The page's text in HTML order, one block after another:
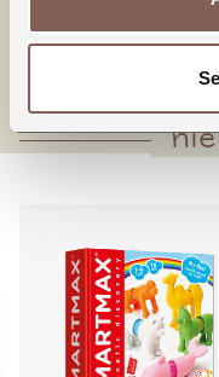
* Bodysuit sluiting
* Geschulpt